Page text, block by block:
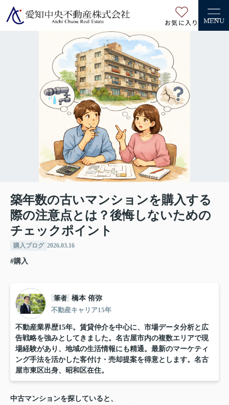
お気に入り MENU
築年数の古いマンションを購入する
際の注意点とは？後悔しないための
チェックポイント
購入ブログ 2026.03.16
#購入
筆者 橋本 侑弥
不動産キャリア15年
不動産業界歴15年。賃貸仲介を中心に、市場データ分析と広
告戦略を強みとしてきました。名古屋市内の複数エリアで現
場経験があり、地域の生活情報にも精通。最新のマーケティ
ング手法を活かした客付け・売却提案を得意とします。名古
屋市東区出身、昭和区在住。
中古マンションを探していると、